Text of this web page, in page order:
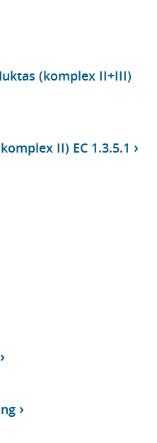
(komplex II+III)
II) EC 1.3.5.1